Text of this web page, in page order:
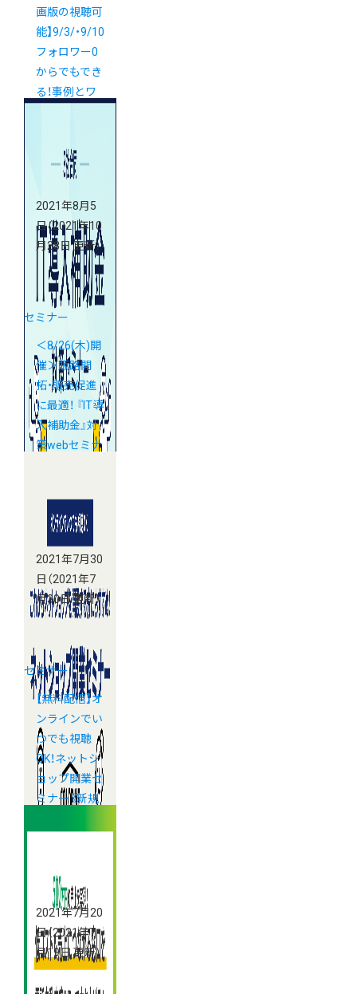
画版の視聴可
能】9/3/・9/10
フォロワー0
からでもでき
る！事例とワ
用セミナー
（全2回）
2021年8月5
日（2021年10
月28日 更新）
セミナー
＜8/26(木)開
催＞販路開
拓・販売促進
に最適！ 『IT導
入補助金』対
策webセミナ
2021年7月30
日 （2021年7
月30日 更新）
セミナー
【無料配信】オ
ンラインでい
つでも視聴
OK！ネットシ
ョップ開業セ
ミナー《新規
2021年7月20
日（2021年7
月19日 更新）